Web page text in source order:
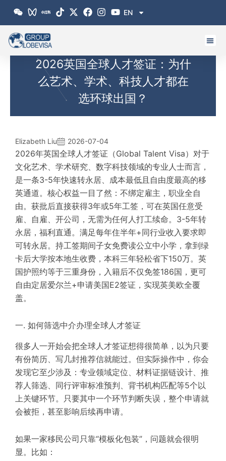
EN
2026英国全球人才签证：为什
么艺术、学术、科技人才都在
选环球出国？
Elizabeth Liu 2026-07-04
2026年英国全球人才签证（Global Talent Visa）对于
文化艺术、学术研究、数字科技领域的专业人士而言，
是一条3-5年快速转永居、成本最低且自由度最高的移
英通道。核心权益一目了然：不绑定雇主，职业全自
由。获批后直接获得3年或5年工签，可在英国任意受
雇、自雇、开公司，无需为任何人打工续命。3-5年转
永居，福利直通。满足每年住半年+同行业收入要求即
可转永居。持工签期间子女免费读公立中小学，拿到绿
卡后大学按本地生收费，本科三年轻松省下150万。英
国护照约等于三重身份，入籍后不仅免签186国，更可
自由定居爱尔兰+申请美国E2签证，实现英美欧全覆
盖。
一. 如何筛选中介办理全球人才签证
很多人一开始会把全球人才签证想得很简单，以为只要
有份简历、写几封推荐信就能过。但实际操作中，你会
发现它至少涉及：专业领域定位、材料证据链设计、推
荐人筛选、同行评审标准预判、背书机构匹配等5个以
上关键环节。只要其中一个环节判断失误，整个申请就
会被拒，甚至影响后续再申请。
如果一家移民公司只靠“模板化包装”，问题就会很明
显。比如：